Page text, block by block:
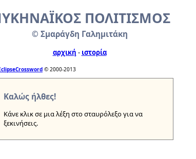
ΠΟΛΙΤΙΣΜΟΣ
© Σμαράγδη Γαλημιτάκη
αρχική - ιστορία
© 2000-2013
Καλώς ήλθες!
Κάνε κλικ σε μια λέξη στο σταυρόλεξο για να
ξεκινήσεις.